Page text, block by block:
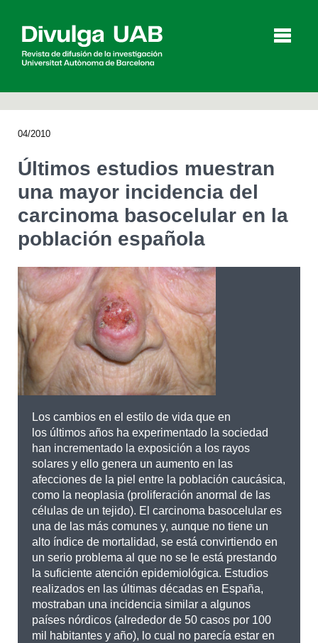
Agenda
English Català
BUSCAR
04/2010
Últimos estudios muestran
una mayor incidencia del
carcinoma basocelular en la
población española
Los cambios en el estilo de vida que en
los últimos años ha experimentado la sociedad
han incrementado la exposición a los rayos
solares y ello genera un aumento en las
afecciones de la piel entre la población caucásica,
como la neoplasia (proliferación anormal de las
células de un tejido). El carcinoma basocelular es
una de las más comunes y, aunque no tiene un
alto índice de mortalidad, se está convirtiendo en
un serio problema al que no se le está prestando
la suficiente atención epidemiológica. Estudios
realizados en las últimas décadas en España,
mostraban una incidencia similar a algunos
países nórdicos (alrededor de 50 casos por 100
mil habitantes y año), lo cual no parecía estar en